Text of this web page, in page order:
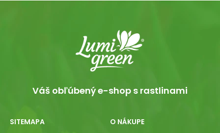
Váš obľúbený e-shop s rastlinami
SITEMAPA O NÁKUPE